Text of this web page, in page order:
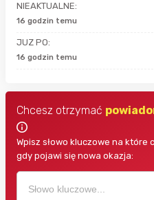
NIEAKTUALNE:
16 godzin temu
JUZ PO:
16 godzin temu
Chcesz otrzymać
Wpisz słowo kluczowe na
gdy pojawi się nowa okazja: